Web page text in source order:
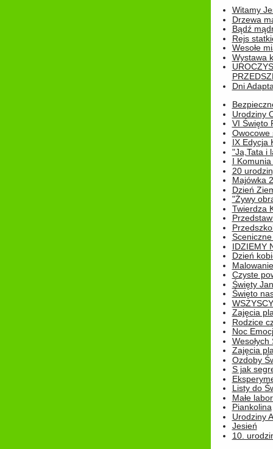
Witamy
Drzewa
Bądź
Rejs
Wesołe
Wystawa
Dni
Urodziny
VI Święto
Owocowe
IX Edycja
"Ja,Tata i
I
20
Majówka
Dzień
"Żywy
Twierdza
IDZIEMY
Dzień
Czyste
Święty
Święto
Zajęcia
Rodzice
Noc
Wesołych
Zajęcia
Ozdoby
S jak
Listy do
Małe
Piankolina
Urodziny
Jesień
10.